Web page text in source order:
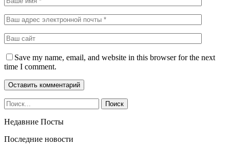
Save my name, email, and website in this browser for the next
time I comment.
Недавние Посты
Последние новости